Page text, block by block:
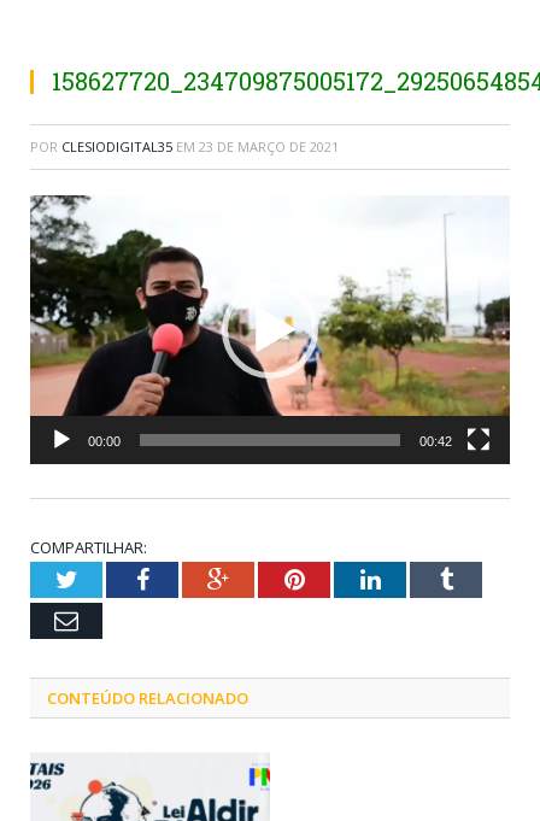
POR CLESIODIGITAL35 EM 23 DE MARÇO DE 2021
Tocador
de
vídeo
00:00 00:42
COMPARTILHAR:
TwitterFacebookGoogle+PinterestLinkedInTumblr
Email
CONTEÚDO RELACIONADO